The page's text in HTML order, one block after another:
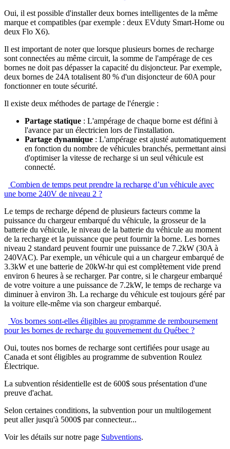
Oui, il est possible d'installer deux bornes intelligentes de la même
marque et compatibles (par exemple : deux EVduty Smart-Home ou
deux Flo X6).
Il est important de noter que lorsque plusieurs bornes de recharge
sont connectées au même circuit, la somme de l'ampérage de ces
bornes ne doit pas dépasser la capacité du disjoncteur. Par exemple,
deux bornes de 24A totalisent 80 % d'un disjoncteur de 60A pour
fonctionner en toute sécurité.
Il existe deux méthodes de partage de l'énergie :
Partage statique : L'ampérage de chaque borne est défini à
l'avance par un électricien lors de l'installation.
Partage dynamique : L'ampérage est ajusté automatiquement
en fonction du nombre de véhicules branchés, permettant ainsi
d'optimiser la vitesse de recharge si un seul véhicule est
connecté.
Combien de temps peut prendre la recharge d’un véhicule avec
une borne 240V de niveau 2 ?
Le temps de recharge dépend de plusieurs facteurs comme la
puissance du chargeur embarqué du véhicule, la grosseur de la
batterie du véhicule, le niveau de la batterie du véhicule au moment
de la recharge et la puissance que peut fournir la borne. Les bornes
niveau 2 standard peuvent fournir une puissance de 7.2kW (30A à
240VAC). Par exemple, un véhicule qui a un chargeur embarqué de
3.3kW et une batterie de 20kW-hr qui est complètement vide prend
environ 6 heures à se recharger. Par contre, si le chargeur embarqué
de votre voiture a une puissance de 7.2kW, le temps de recharge va
diminuer à environ 3h. La recharge du véhicule est toujours géré par
la voiture elle-même via son chargeur embarqué.
Vos bornes sont-elles éligibles au programme de remboursement
pour les bornes de recharge du gouvernement du Québec ?
Oui, toutes nos bornes de recharge sont certifiées pour usage au
Canada et sont éligibles au programme de subvention Roulez
Électrique.
La subvention résidentielle est de 600$ sous présentation d'une
preuve d'achat.
Selon certaines conditions, la subvention pour un multilogement
peut aller jusqu'à 5000$ par connecteur...
Voir les détails sur notre page Subventions.